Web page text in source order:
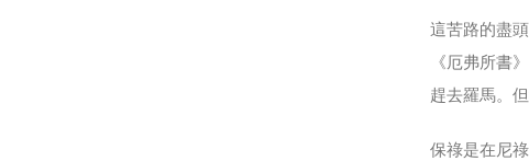
這苦路的盡
《厄弗所書
趕去羅馬。
保祿是在尼